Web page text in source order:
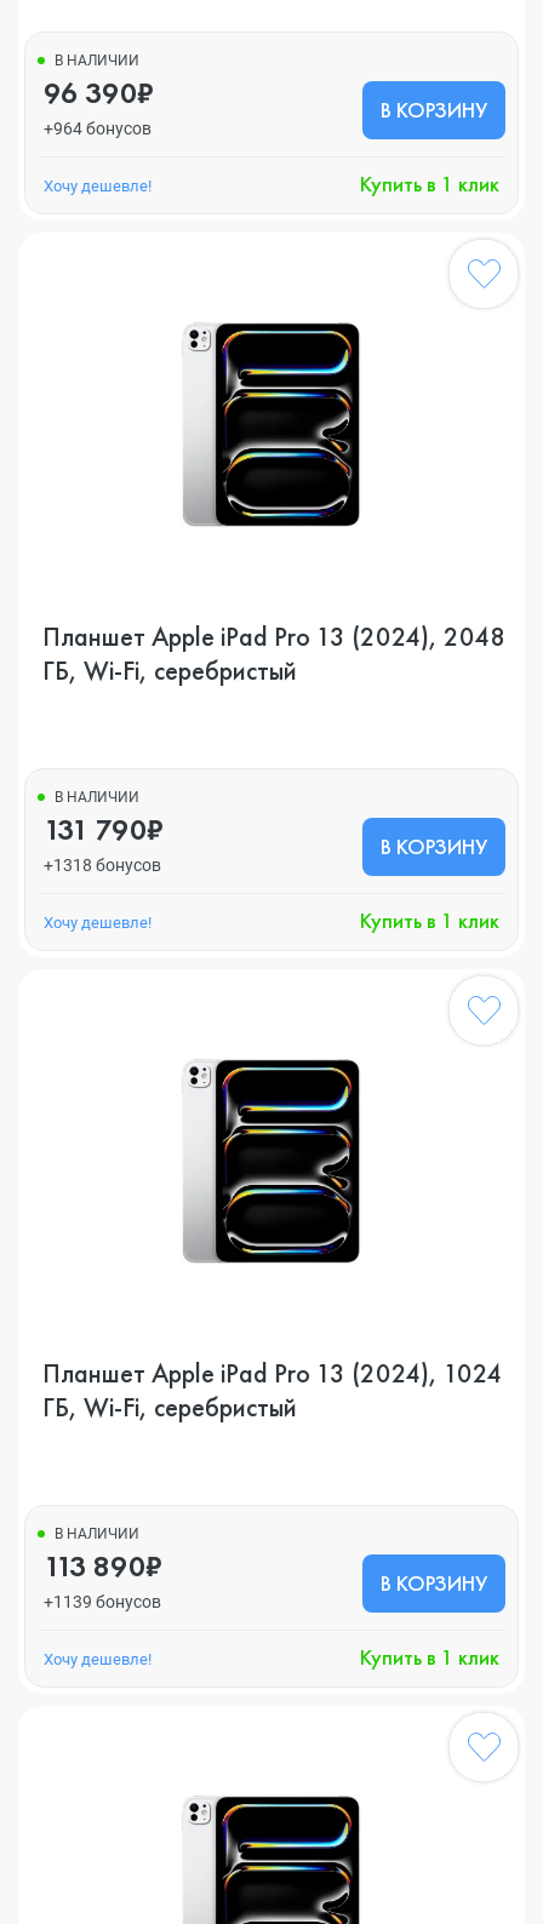
В НАЛИЧИИ
96 390₽
+964 бонусов
В КОРЗИНУ
Хочу дешевле! Купить в 1 клик
Планшет Apple iPad Pro 13 (2024), 2048
ГБ, Wi-Fi, серебристый
В НАЛИЧИИ
131 790₽
+1318 бонусов
В КОРЗИНУ
Хочу дешевле! Купить в 1 клик
Планшет Apple iPad Pro 13 (2024), 1024
ГБ, Wi-Fi, серебристый
В НАЛИЧИИ
113 890₽
+1139 бонусов
В КОРЗИНУ
Хочу дешевле! Купить в 1 клик